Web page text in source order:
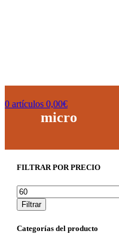
0 artículos 0,00€
micro
FILTRAR POR PRECIO
Precio
mínimo
Filtrar
Categorías del producto